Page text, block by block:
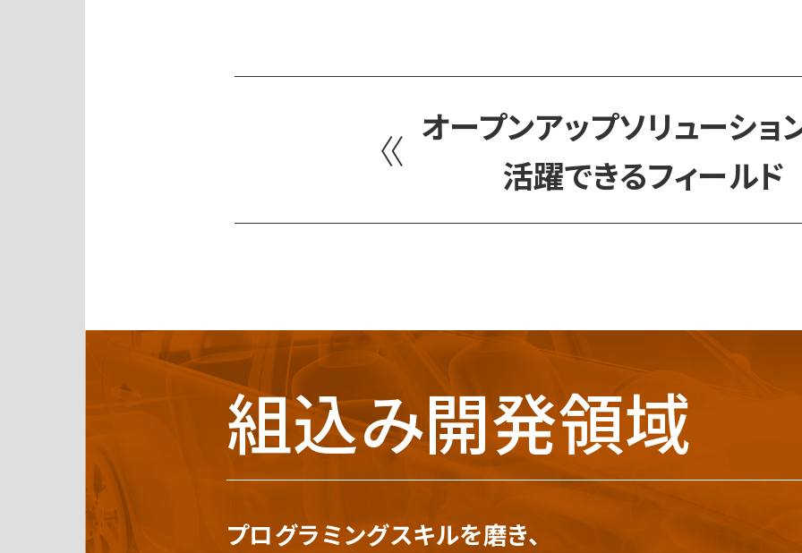
オープンアップソリューショ
活躍できるフィールド
組込み開発領域
プログラミングスキルを磨き、